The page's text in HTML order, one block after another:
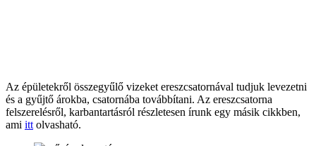
Az épületekről összegyűlő vizeket ereszcsatornával tudjuk levezetni
és a gyűjtő árokba, csatornába továbbítani. Az ereszcsatorna
felszerelésről, karbantartásról részletesen írunk egy másik cikkben,
ami itt olvasható.